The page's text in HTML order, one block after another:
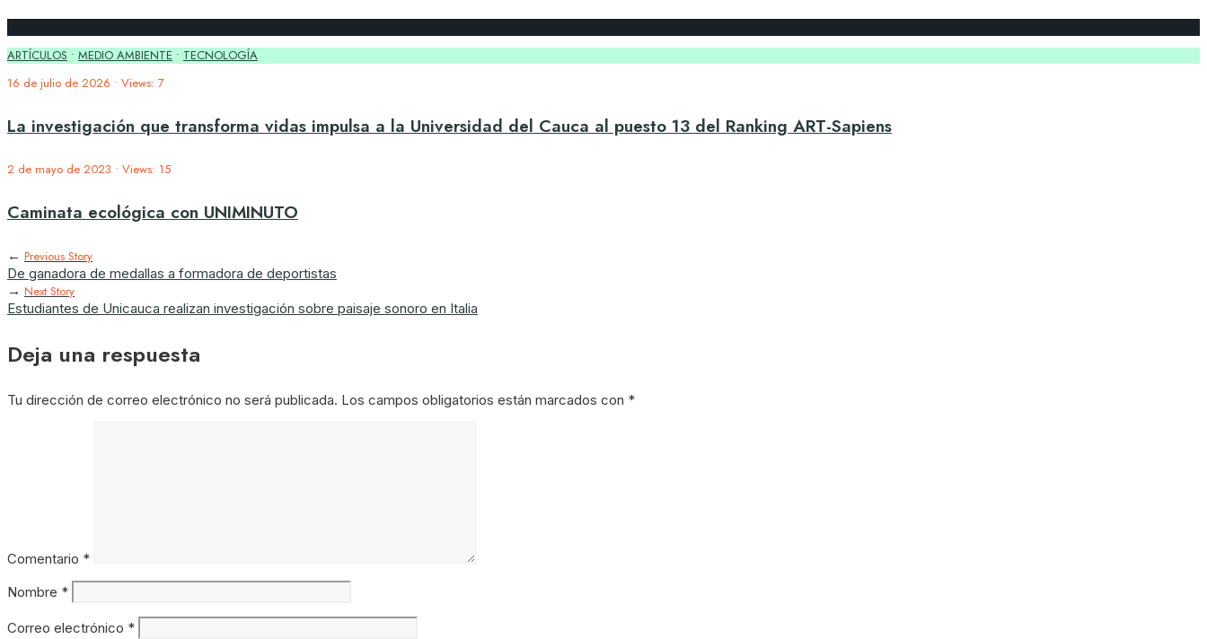
ARTÍCULOS • MEDIO AMBIENTE • TECNOLOGÍA
16 de julio de 2026 • Views: 7
La investigación que transforma vidas impulsa a la Universidad del Cauca al puesto 13 del Ranking ART-Sapiens
2 de mayo de 2023 • Views: 15
Caminata ecológica con UNIMINUTO
← Previous Story
De ganadora de medallas a formadora de deportistas
→ Next Story
Estudiantes de Unicauca realizan investigación sobre paisaje sonoro en Italia
Deja una respuesta
Tu dirección de correo electrónico no será publicada. Los campos obligatorios están marcados con *
Comentario *
Nombre *
Correo electrónico *